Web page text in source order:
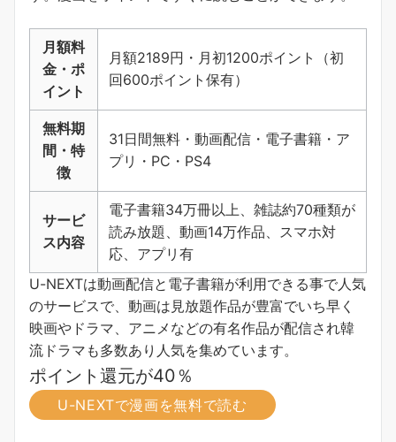
月額料
金・ポ
イント
月額2189円・月初1200ポイント（初
回600ポイント保有）
無料期
間・特
徴
31日間無料・動画配信・電子書籍・ア
プリ・PC・PS4
サービ
ス内容
電子書籍34万冊以上、雑誌約70種類が
読み放題、動画14万作品、スマホ対
応、アプリ有
U-NEXTは動画配信と電子書籍が利用できる事で人気
のサービスで、動画は見放題作品が豊富でいち早く
映画やドラマ、アニメなどの有名作品が配信され韓
流ドラマも多数あり人気を集めています。
ポイント還元が40％
U-NEXTで漫画を無料で読む